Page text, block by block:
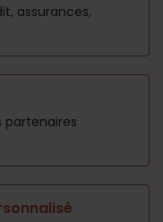
assurances,
partenaires